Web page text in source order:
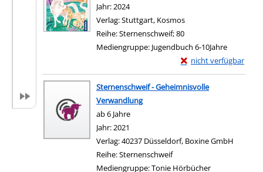
Jahr:2024
Verlag:Stuttgart, Kosmos
Reihe:Sternenschweif; 80
Mediengruppe: Jugendbuch 6-10Jahre
nicht verfügbar
Exemplar-Details von
Sternenschweif - Geheimnisvolle
Verwandlung
ab 6 Jahre
Suche nach diesem Verfasser
Jahr:2021
Verlag:40237 Düsseldorf, Boxine GmbH
Reihe:Sternenschweif
Mediengruppe:Tonie Hörbücher